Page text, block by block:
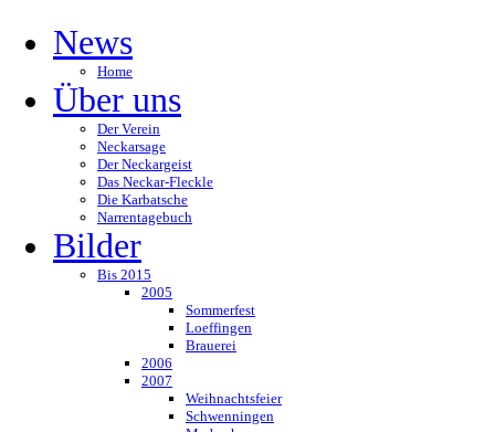
News
Home
Über uns
Der Verein
Neckarsage
Der Neckargeist
Das Neckar-Fleckle
Die Karbatsche
Narrentagebuch
Bilder
Bis 2015
2005
Sommerfest
Loeffingen
Brauerei
2006
2007
Weihnachtsfeier
Schwenningen